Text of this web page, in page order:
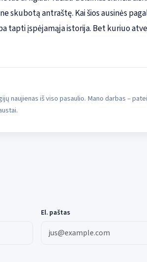
antraštę. Kai šios ausinės
tapti įspėjamąja istorija. Bet kuriuo
naujienas iš viso pasaulio. Mano darbas –
El. paštas